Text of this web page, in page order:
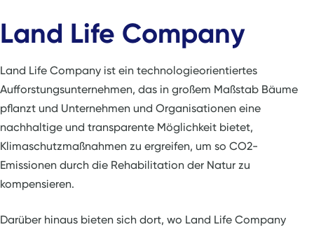
Land Life Company
Land Life Company ist ein technologieorientiertes
Aufforstungsunternehmen, das in großem Maßstab Bäume
pflanzt und Unternehmen und Organisationen eine
nachhaltige und transparente Möglichkeit bietet,
Klimaschutzmaßnahmen zu ergreifen, um so CO2-
Emissionen durch die Rehabilitation der Natur zu
kompensieren.
Darüber hinaus bieten sich dort, wo Land Life Company